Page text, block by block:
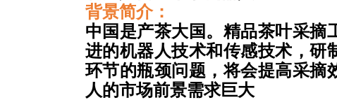
背景简介：
中国是产茶大国。精品茶叶采摘
进的机器人技术和传感技术，研
环节的瓶颈问题，将会提高采摘
人的市场前景需求巨大